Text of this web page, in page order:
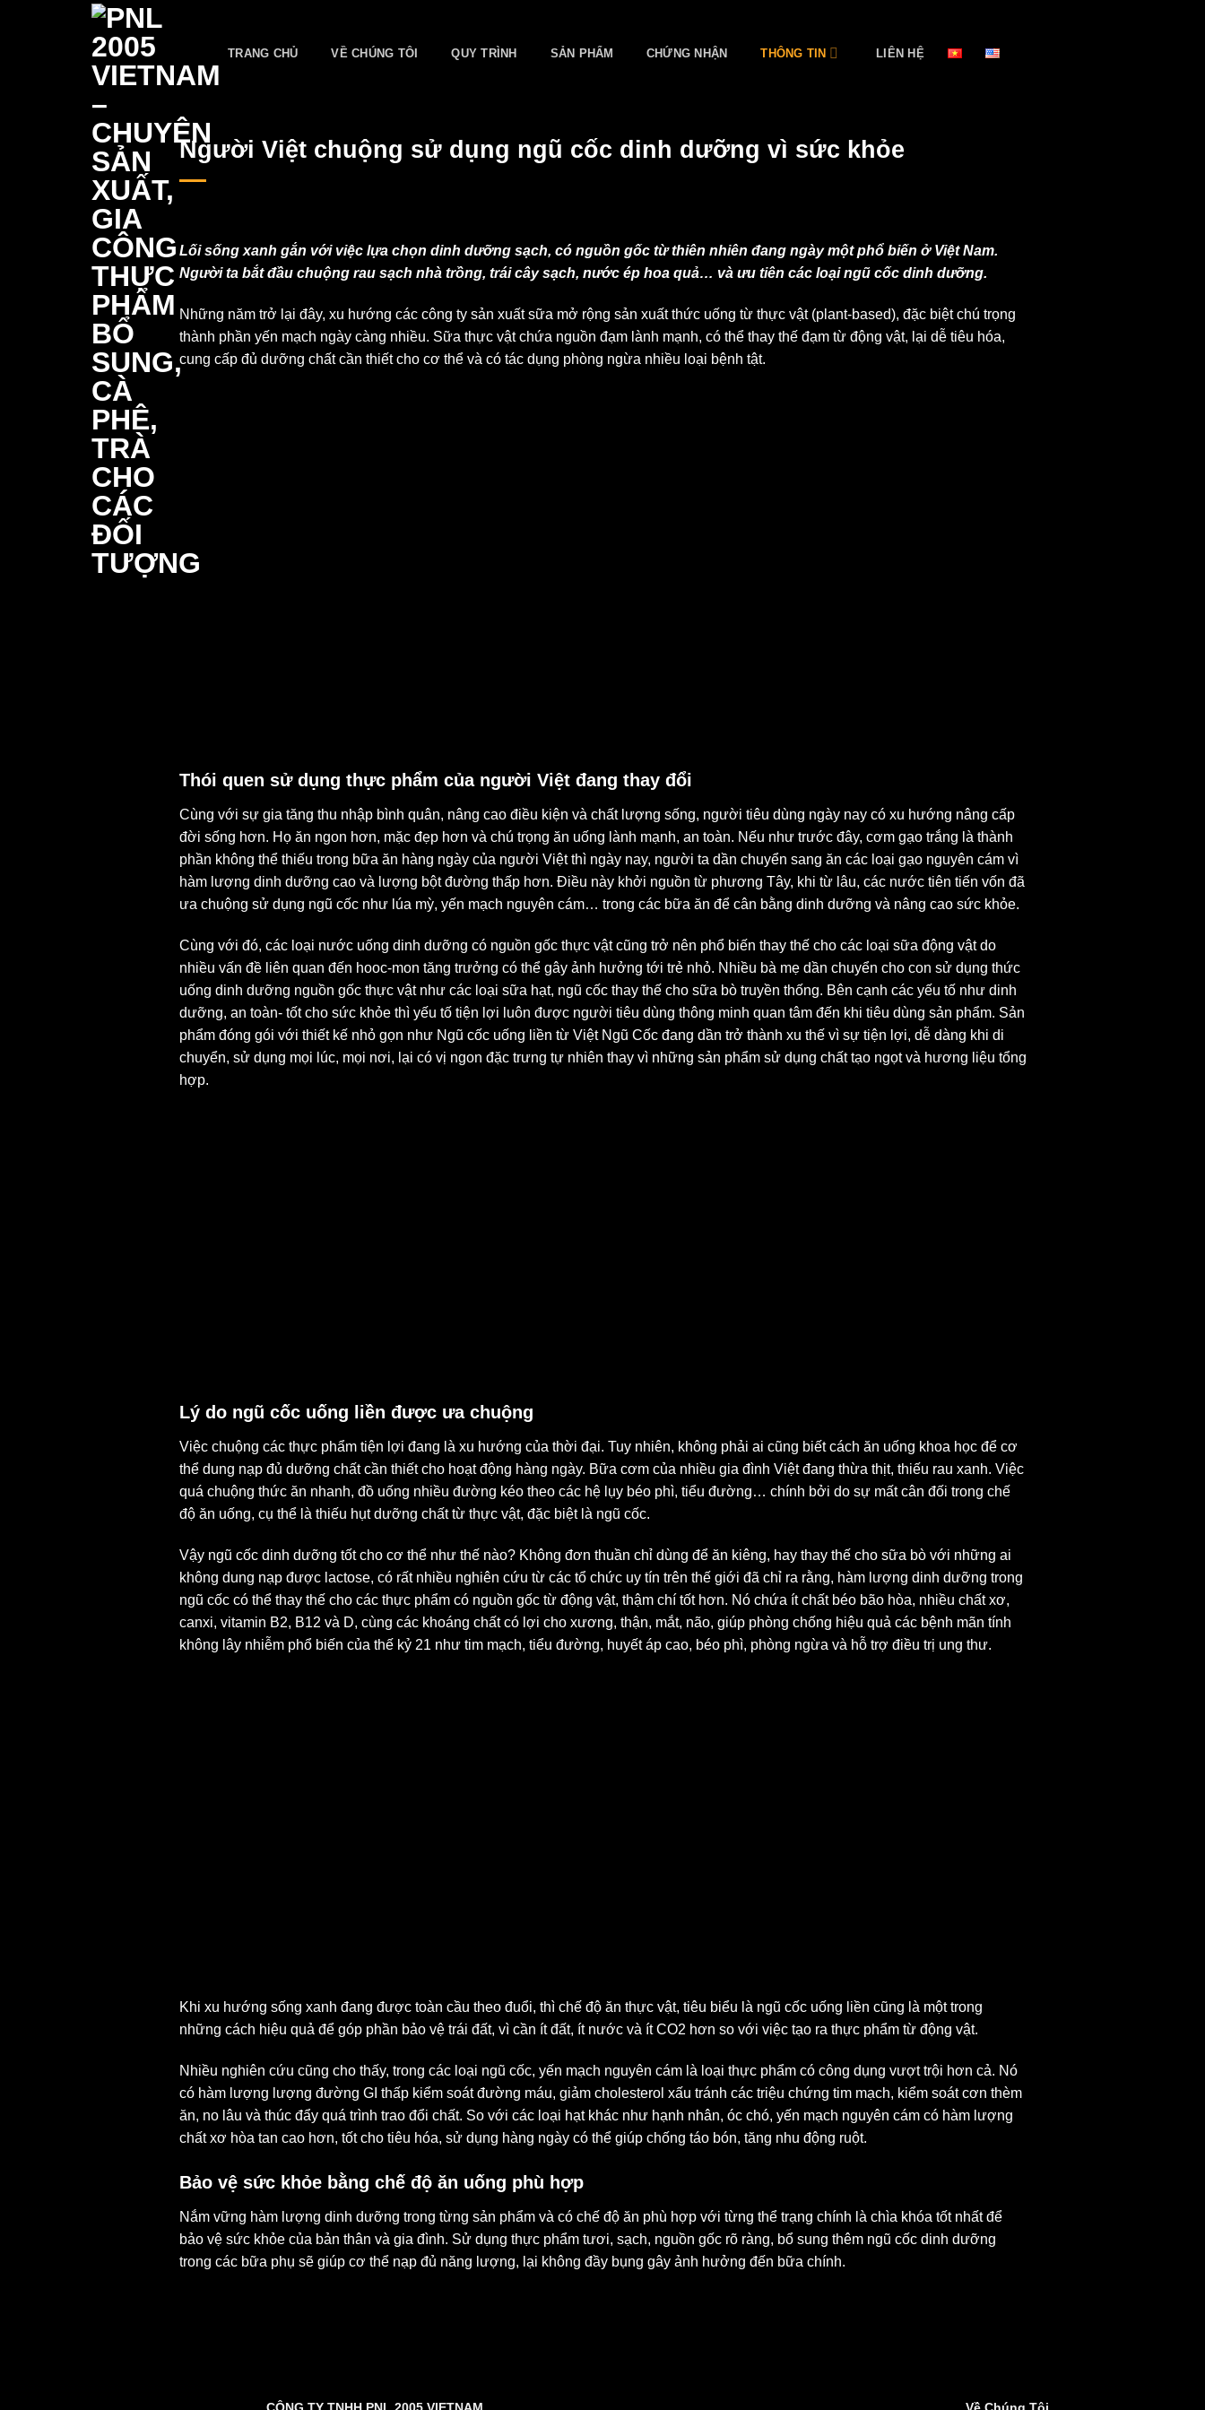
TRANG CHỦ VỀ CHÚNG TÔI QUY TRÌNH SẢN PHẨM CHỨNG NHẬN THÔNG TIN LIÊN HỆ
Người Việt chuộng sử dụng ngũ cốc dinh dưỡng vì sức khỏe
Lối sống xanh gắn với việc lựa chọn dinh dưỡng sạch, có nguồn gốc từ thiên nhiên đang ngày một phổ biến ở Việt Nam.
Người ta bắt đầu chuộng rau sạch nhà trồng, trái cây sạch, nước ép hoa quả… và ưu tiên các loại ngũ cốc dinh dưỡng.
Những năm trở lại đây, xu hướng các công ty sản xuất sữa mở rộng sản xuất thức uống từ thực vật (plant-based), đặc biệt chú trọng
thành phần yến mạch ngày càng nhiều. Sữa thực vật chứa nguồn đạm lành mạnh, có thể thay thế đạm từ động vật, lại dễ tiêu hóa,
cung cấp đủ dưỡng chất cần thiết cho cơ thể và có tác dụng phòng ngừa nhiều loại bệnh tật.
Thói quen sử dụng thực phẩm của người Việt đang thay đổi
Cùng với sự gia tăng thu nhập bình quân, nâng cao điều kiện và chất lượng sống, người tiêu dùng ngày nay có xu hướng nâng cấp
đời sống hơn. Họ ăn ngon hơn, mặc đẹp hơn và chú trọng ăn uống lành mạnh, an toàn. Nếu như trước đây, cơm gạo trắng là thành
phần không thể thiếu trong bữa ăn hàng ngày của người Việt thì ngày nay, người ta dần chuyển sang ăn các loại gạo nguyên cám vì
hàm lượng dinh dưỡng cao và lượng bột đường thấp hơn. Điều này khởi nguồn từ phương Tây, khi từ lâu, các nước tiên tiến vốn đã
ưa chuộng sử dụng ngũ cốc như lúa mỳ, yến mạch nguyên cám… trong các bữa ăn để cân bằng dinh dưỡng và nâng cao sức khỏe.
Cùng với đó, các loại nước uống dinh dưỡng có nguồn gốc thực vật cũng trở nên phổ biến thay thế cho các loại sữa động vật do
nhiều vấn đề liên quan đến hooc-mon tăng trưởng có thể gây ảnh hưởng tới trẻ nhỏ. Nhiều bà mẹ dần chuyển cho con sử dụng thức
uống dinh dưỡng nguồn gốc thực vật như các loại sữa hạt, ngũ cốc thay thế cho sữa bò truyền thống. Bên cạnh các yếu tố như dinh
dưỡng, an toàn- tốt cho sức khỏe thì yếu tố tiện lợi luôn được người tiêu dùng thông minh quan tâm đến khi tiêu dùng sản phẩm. Sản
phẩm đóng gói với thiết kế nhỏ gọn như Ngũ cốc uống liền từ Việt Ngũ Cốc đang dần trở thành xu thế vì sự tiện lợi, dễ dàng khi di
chuyển, sử dụng mọi lúc, mọi nơi, lại có vị ngon đặc trưng tự nhiên thay vì những sản phẩm sử dụng chất tạo ngọt và hương liệu tổng
hợp.
Lý do ngũ cốc uống liền được ưa chuộng
Việc chuộng các thực phẩm tiện lợi đang là xu hướng của thời đại. Tuy nhiên, không phải ai cũng biết cách ăn uống khoa học để cơ
thể dung nạp đủ dưỡng chất cần thiết cho hoạt động hàng ngày. Bữa cơm của nhiều gia đình Việt đang thừa thịt, thiếu rau xanh. Việc
quá chuộng thức ăn nhanh, đồ uống nhiều đường kéo theo các hệ lụy béo phì, tiểu đường… chính bởi do sự mất cân đối trong chế
độ ăn uống, cụ thể là thiếu hụt dưỡng chất từ thực vật, đặc biệt là ngũ cốc.
Vậy ngũ cốc dinh dưỡng tốt cho cơ thể như thế nào? Không đơn thuần chỉ dùng để ăn kiêng, hay thay thế cho sữa bò với những ai
không dung nạp được lactose, có rất nhiều nghiên cứu từ các tổ chức uy tín trên thế giới đã chỉ ra rằng, hàm lượng dinh dưỡng trong
ngũ cốc có thể thay thế cho các thực phẩm có nguồn gốc từ động vật, thậm chí tốt hơn. Nó chứa ít chất béo bão hòa, nhiều chất xơ,
canxi, vitamin B2, B12 và D, cùng các khoáng chất có lợi cho xương, thận, mắt, não, giúp phòng chống hiệu quả các bệnh mãn tính
không lây nhiễm phổ biến của thế kỷ 21 như tim mạch, tiểu đường, huyết áp cao, béo phì, phòng ngừa và hỗ trợ điều trị ung thư.
Khi xu hướng sống xanh đang được toàn cầu theo đuổi, thì chế độ ăn thực vật, tiêu biểu là ngũ cốc uống liền cũng là một trong
những cách hiệu quả để góp phần bảo vệ trái đất, vì cần ít đất, ít nước và ít CO2 hơn so với việc tạo ra thực phẩm từ động vật.
Nhiều nghiên cứu cũng cho thấy, trong các loại ngũ cốc, yến mạch nguyên cám là loại thực phẩm có công dụng vượt trội hơn cả. Nó
có hàm lượng lượng đường GI thấp kiểm soát đường máu, giảm cholesterol xấu tránh các triệu chứng tim mạch, kiểm soát cơn thèm
ăn, no lâu và thúc đẩy quá trình trao đổi chất. So với các loại hạt khác như hạnh nhân, óc chó, yến mạch nguyên cám có hàm lượng
chất xơ hòa tan cao hơn, tốt cho tiêu hóa, sử dụng hàng ngày có thể giúp chống táo bón, tăng nhu động ruột.
Bảo vệ sức khỏe bằng chế độ ăn uống phù hợp
Nắm vững hàm lượng dinh dưỡng trong từng sản phẩm và có chế độ ăn phù hợp với từng thể trạng chính là chìa khóa tốt nhất để
bảo vệ sức khỏe của bản thân và gia đình. Sử dụng thực phẩm tươi, sạch, nguồn gốc rõ ràng, bổ sung thêm ngũ cốc dinh dưỡng
trong các bữa phụ sẽ giúp cơ thể nạp đủ năng lượng, lại không đầy bụng gây ảnh hưởng đến bữa chính.